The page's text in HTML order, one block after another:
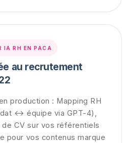
IA RH EN PACA
au recrutement
production : Mapping RH
↔ équipe via GPT-4),
CV sur vos référentiels
pour vos contenus marque